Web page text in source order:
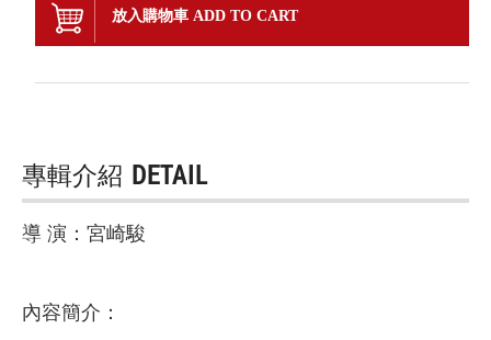
放入購物車 ADD TO CART
專輯介紹 DETAIL
導 演：宮崎駿
內容簡介：